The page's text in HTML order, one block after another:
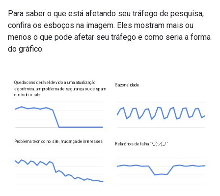
Para saber o que está afetando seu tráfego de pesquisa,
confira os esboços na imagem. Eles mostram mais ou
menos o que pode afetar seu tráfego e como seria a forma
do gráfico.
Queda considerável devido a uma atualização
algorítmica, um problema de segurança ou de spam
em todo o site
Sazonalidade
Problema técnico no site, mudança de interesses
Relatórios de falha¯\_(ツ)_/¯